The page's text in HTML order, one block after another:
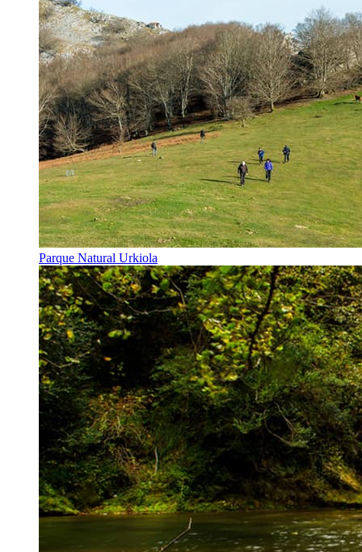
Parque Natural Urkiola